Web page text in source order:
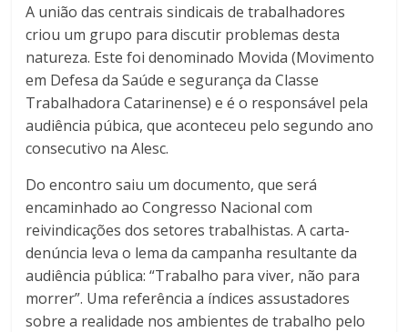
A união das centrais sindicais de trabalhadores
criou um grupo para discutir problemas desta
natureza. Este foi denominado Movida (Movimento
em Defesa da Saúde e segurança da Classe
Trabalhadora Catarinense) e é o responsável pela
audiência púbica, que aconteceu pelo segundo ano
consecutivo na Alesc.
Do encontro saiu um documento, que será
encaminhado ao Congresso Nacional com
reivindicações dos setores trabalhistas. A carta-
denúncia leva o lema da campanha resultante da
audiência pública: “Trabalho para viver, não para
morrer”. Uma referência a índices assustadores
sobre a realidade nos ambientes de trabalho pelo